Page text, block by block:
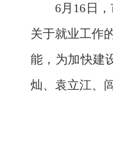
6月16日
关于就业工作
能，为加快建
灿、袁立江、